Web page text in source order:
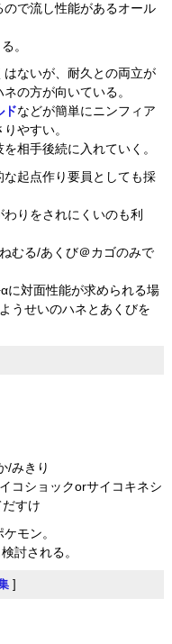
で流し性能があるオール
。
ないが、耐久との両立が
の方が向いている。
ドなどが簡単にニンフィア
やすい。
相手後続に入れていく。
な起点作り要員としても採
りをされにくいのも利
むる/あくび＠カゴのみで
に対面性能が求められる場
うせいのハネとあくびを
/みきり
コショックorサイコキネシ
すけ
モン。
討される。
]